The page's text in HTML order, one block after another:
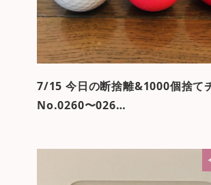
7/15 今日の断捨離&1000個捨て
No.0260〜026…